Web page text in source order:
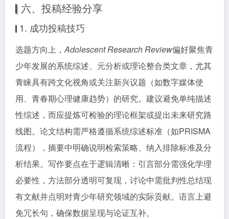
六、投稿经验分享
1. 成功投稿技巧
选题方向上，Adolescent Research Review偏好聚焦青
少年发展的系统综述、元分析或理论整合类文章，尤其
青睐具有跨文化视角或关注新兴议题（如数字媒体使
用、青春期心理健康趋势）的研究。建议避免单纯描述
性综述，而应提炼可检验的理论框架或提出未来研究路
线图。论文结构需严格遵循系统综述标准（如PRISMA
流程），摘要中明确说明检索策略、纳入排除标准及分
析结果。写作要点在于逻辑清晰：引言部分需强化学理
必要性，方法部分透明可复现，讨论中需批判性总结现
有文献并点明对青少年研究领域的实际贡献。语言上避
免冗长句，确保数据呈现与论证互补。